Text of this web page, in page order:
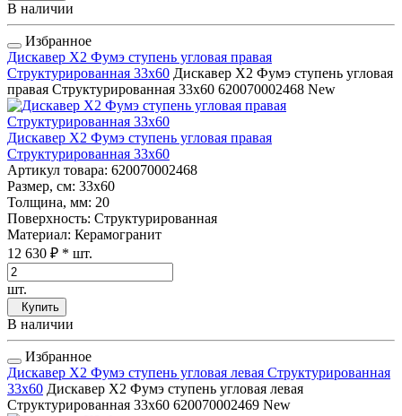
В наличии
Избранное
Дискавер Х2 Фумэ ступень угловая правая
Структурированная 33x60 Дискавер Х2 Фумэ ступень угловая
правая Структурированная 33x60 620070002468 New
Дискавер Х2 Фумэ ступень угловая правая
Структурированная 33x60
Артикул товара: 620070002468
Размер, см: 33x60
Толщина, мм: 20
Поверхность: Структурированная
Материал: Керамогранит
12 630 ₽ * шт.
шт.
Купить
В наличии
Избранное
Дискавер Х2 Фумэ ступень угловая левая Структурированная
33x60 Дискавер Х2 Фумэ ступень угловая левая
Структурированная 33x60 620070002469 New